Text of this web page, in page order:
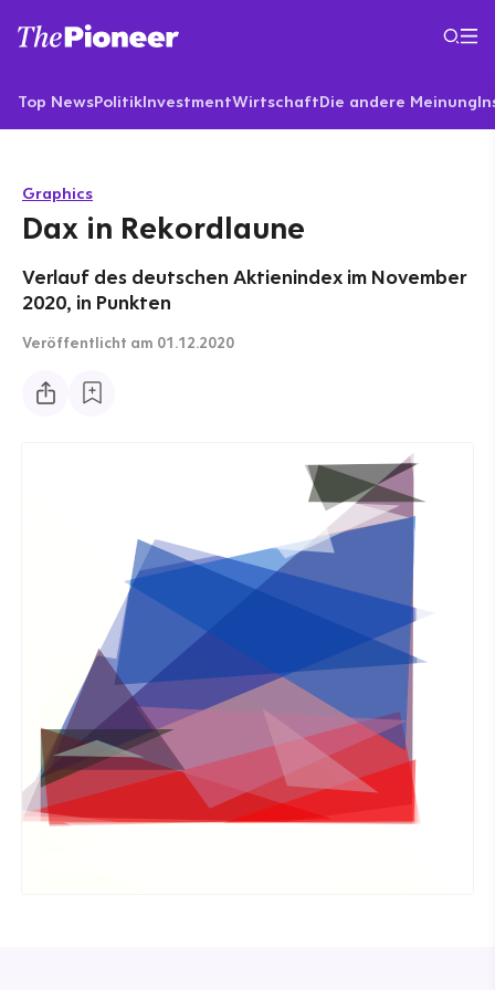
Top NewsPolitikInvestmentWirtschaftDie andere Meinung
Graphics
Dax in Rekordlaune
Verlauf des deutschen Aktienindex im November
2020, in Punkten
Veröffentlicht am 01.12.2020